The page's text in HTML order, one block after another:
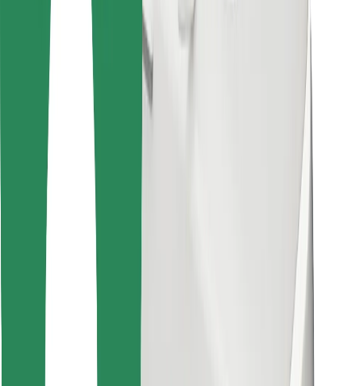
Drošība
Saņem braucienu minūšu laikā!
Lejupielādē Bolt lietotni
Atrodi savas mīļākās maltītes!
Lejupielādē Bolt Food lietotni